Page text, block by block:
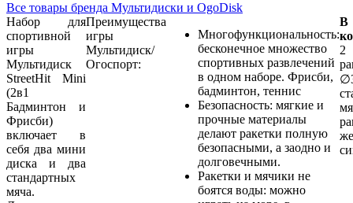
Все товары бренда Мультидиски и OgoDisk
Набор для
спортивной
игры
Мультидиск
StreetHit Mini
(2в1
Бадминтон и
Фрисби)
включает в
себя два мини
диска и два
стандартных
мяча.
Преимущества
игры
Мультидиск/
Огоспорт:
Многофункциональность:
бесконечное множество
спортивных развлечений
в одном наборе. Фрисби,
бадминтон, теннис
Безопасность: мягкие и
прочные материалы
делают ракетки полную
безопасными, а заодно и
долговечными.
Ракетки и мячики не
боятся воды: можно
В